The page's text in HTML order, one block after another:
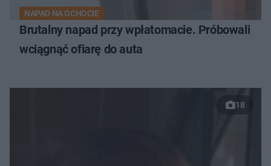
NAPAD NA OCHOCIE
Brutalny napad przy wpłatomacie. Próbowali
wciągnąć ofiarę do auta
18